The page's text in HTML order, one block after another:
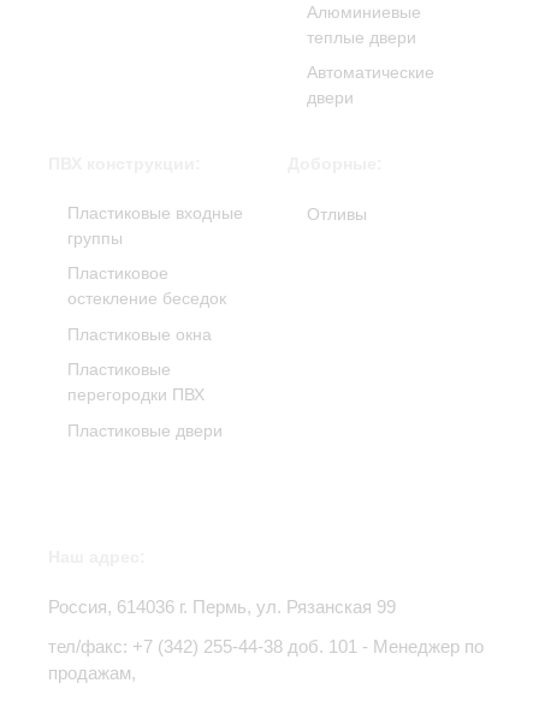
Алюминиевые
теплые двери
Автоматические
двери
Пластиковые входные
группы
Пластиковое
остекление беседок
Пластиковые окна
Пластиковые
перегородки ПВХ
Пластиковые двери
Отливы
Россия, 614036 г. Пермь, ул. Рязанская 99
тел/факс: +7 (342) 255-44-38 доб. 101 - Менеджер по
продажам,